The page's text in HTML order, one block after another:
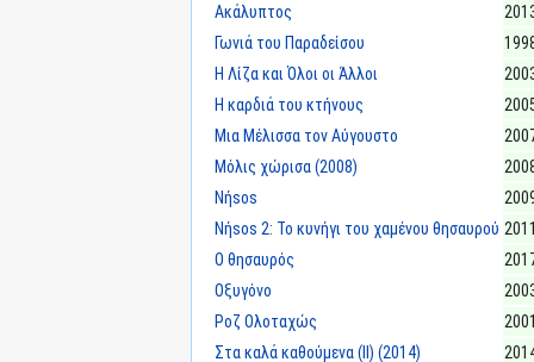
Ακάλυπτος
Γωνιά του Παραδείσου
Η Λίζα και Όλοι οι Άλλοι
Η καρδιά του κτήνους
Μια Μέλισσα τον Αύγουστο
Μόλις χώρισα (2008)
Νήsos
Νήsos 2: Το κυνήγι του χαμένου θησαυρού
Ο θησαυρός
Οξυγόνο
Ροζ Ολοταχώς
Στα καλά καθούμενα (II) (2014)